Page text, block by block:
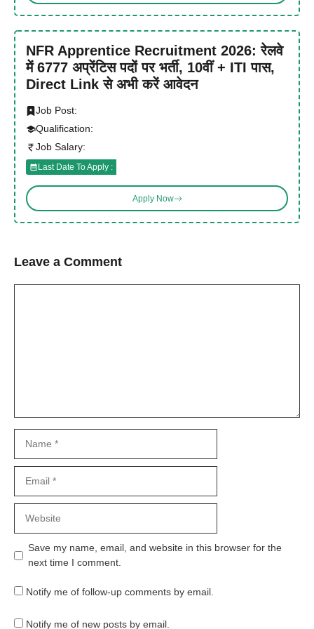
NFR Apprentice Recruitment 2026: रेलवे
में 6777 अप्रेंटिस पदों पर भर्ती, 10वीं + ITI पास,
Direct Link से अभी करें आवेदन
Job Post:
Qualification:
Job Salary:
Last Date To Apply :
Apply Now
Leave a Comment
Save my name, email, and website in this browser for the
next time I comment.
Notify me of follow-up comments by email.
Notify me of new posts by email.